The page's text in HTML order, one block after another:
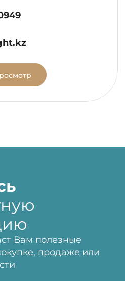
Вам полезные
продаже или